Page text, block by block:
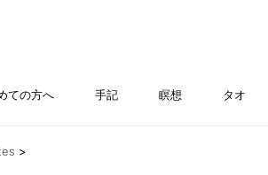
ての方へ 手記 瞑想 タオ
>